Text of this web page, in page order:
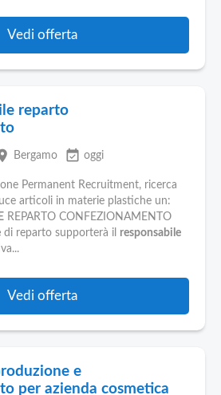
Vedi offerta
reparto
Bergamo event_available oggi
Permanent Recruitment, ricerca
articoli in materie plastiche un:
REPARTO CONFEZIONAMENTO
di reparto supporterà il responsabile
Vedi offerta
e
per azienda cosmetica